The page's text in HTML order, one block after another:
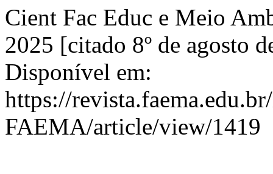
Cient Fac Educ e Meio
2025 [citado 8º de agosto
Disponível em:
https://
FAEMA/article/view/1419